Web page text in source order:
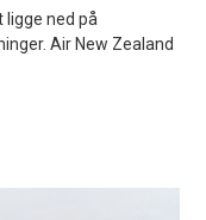
ned på
Air New Zealand